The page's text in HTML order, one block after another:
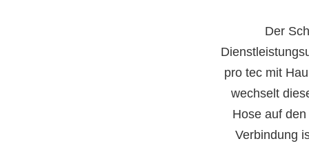
Der
pro tec mit
wechselt
Hose auf
Verbindung